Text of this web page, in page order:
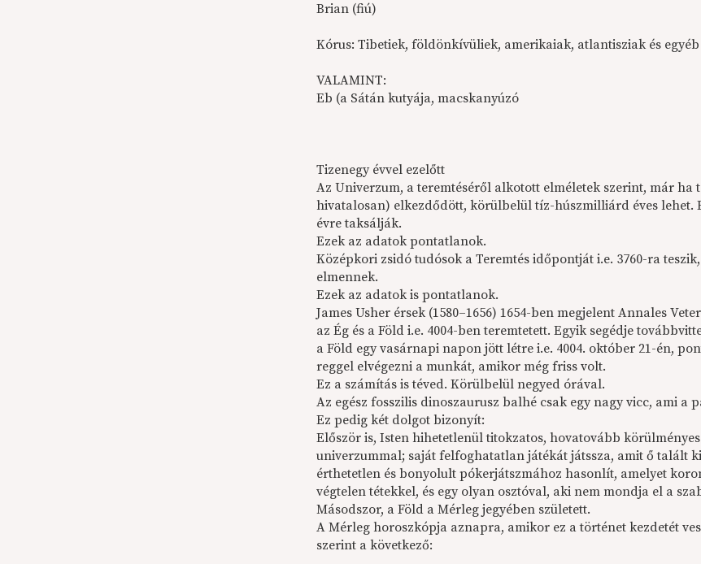
Brian (fiú)
Kórus: Tibetiek, földönkívüliek, amerikaiak, atlantisziak és
VALAMINT:
Eb (a Sátán kutyája, macskanyúzó
Tizenegy évvel ezelőtt
Az Univerzum, a teremtéséről alkotott elméletek szerint, már ha
hivatalosan) elkezdődött, körülbelül tíz-húszmilliárd éves lehet.
évre taksálják.
Ezek az adatok pontatlanok.
Középkori zsidó tudósok a Teremtés időpontját i.e. 3760-ra
elmennek.
Ezek az adatok is pontatlanok.
James Usher érsek (1580–1656) 1654-ben megjelent Annales
az Ég és a Föld i.e. 4004-ben teremtetett. Egyik segédje
a Föld egy vasárnapi napon jött létre i.e. 4004. október 21-én,
reggel elvégezni a munkát, amikor még friss volt.
Ez a számítás is téved. Körülbelül negyed órával.
Az egész fosszilis dinoszaurusz balhé csak egy nagy vicc, ami a
Ez pedig két dolgot bizonyít:
Először is, Isten hihetetlenül titokzatos, hovatovább
univerzummal; saját felfoghatatlan játékát játssza, amit ő talált
érthetetlen és bonyolult pókerjátszmához hasonlít, amelyet
végtelen tétekkel, és egy olyan osztóval, aki nem mondja el a
Másodszor, a Föld a Mérleg jegyében született.
A Mérleg horoszkópja aznapra, amikor ez a történet kezdetét
szerint a következő: